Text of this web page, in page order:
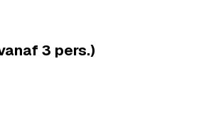
3 pers.)